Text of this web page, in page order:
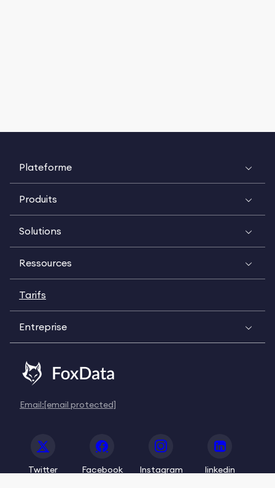
Plateforme
Produits
Solutions
Ressources
Tarifs
Entreprise
Email:[email protected]
Twitter Facebook Instagram linkedin